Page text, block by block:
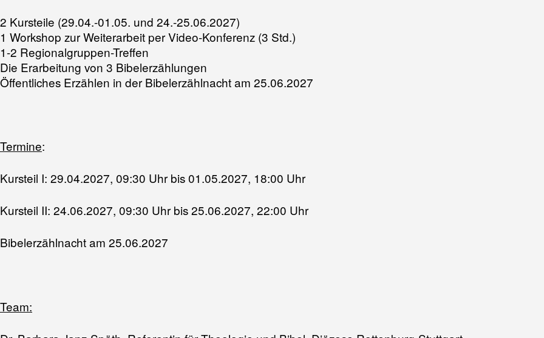
2 Kursteile (29.04.-01.05. und 24.-25.06.2027)
1 Workshop zur Weiterarbeit per Video-Konferenz (3 Std.)
1-2 Regionalgruppen-Treffen
Die Erarbeitung von 3 Bibelerzählungen
Öffentliches Erzählen in der Bibelerzählnacht am 25.06.2027
Termine:
Kursteil I: 29.04.2027, 09:30 Uhr bis 01.05.2027, 18:00 Uhr
Kursteil II: 24.06.2027, 09:30 Uhr bis 25.06.2027, 22:00 Uhr
Bibelerzählnacht am 25.06.2027
Team: